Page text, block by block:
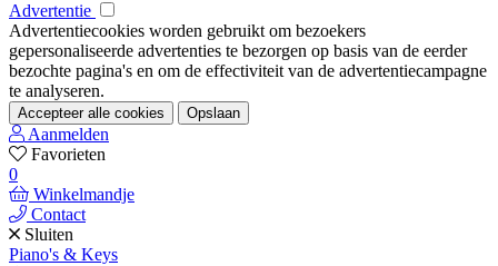
Advertentie
Advertentiecookies worden gebruikt om bezoekers
gepersonaliseerde advertenties te bezorgen op basis van de eerder
bezochte pagina's en om de effectiviteit van de advertentiecampagne
te analyseren.
Accepteer alle cookies Opslaan
Aanmelden
Favorieten
0
Winkelmandje
Contact
Sluiten
Piano's & Keys